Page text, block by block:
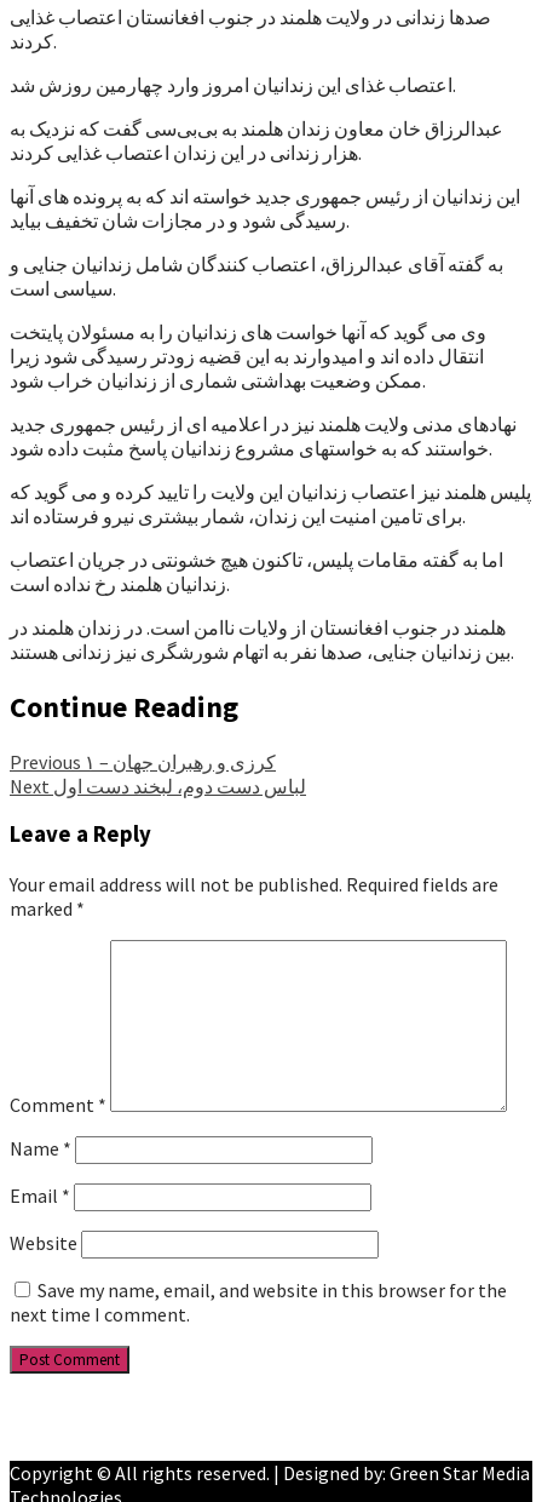
صدها زندانی در ولایت هلمند در جنوب افغانستان اعتصاب غذایی
کردند.
اعتصاب غذای این زندانیان امروز وارد چهارمین روزش شد.
عبدالرزاق خان معاون زندان هلمند به بی‌بی‌سی گفت که نزدیک به
هزار زندانی در این زندان اعتصاب غذایی کردند.
این زندانیان از رئیس جمهوری جدید خواسته اند که به پرونده های آنها
رسیدگی شود و در مجازات شان تخفیف بیاید.
به گفته آقای عبدالرزاق، اعتصاب کنندگان شامل زندانیان جنایی و
سیاسی است.
وی می گوید که آنها خواست های زندانیان را به مسئولان پایتخت
انتقال داده اند و امیدوارند به این قضیه زودتر رسیدگی شود زیرا
ممکن وضعیت بهداشتی شماری از زندانیان خراب شود.
نهادهای مدنی ولایت هلمند نیز در اعلامیه ای از رئیس جمهوری جدید
خواستند که به خواستهای مشروع زندانیان پاسخ مثبت داده شود.
پلیس هلمند نیز اعتصاب زندانیان این ولایت را تایید کرده و می گوید که
برای تامین امنیت این زندان، شمار بیشتری نیرو فرستاده اند.
اما به گفته مقامات پلیس، تاکنون هیچ خشونتی در جریان اعتصاب
زندانیان هلمند رخ نداده است.
هلمند در جنوب افغانستان از ولایات ناامن است. در زندان هلمند در
بین زندانیان جنایی، صدها نفر به اتهام شورشگری نیز زندانی هستند.
Continue Reading
Previous
کرزی و رهبران جهان – ۱
Next لباس دست دوم، لبخند دست اول
Leave a Reply
Your email address will not be published. Required fields are
marked *
Comment *
Name *
Email *
Website
Save my name, email, and website in this browser for the
next time I comment.
Copyright © All rights reserved. | Designed by: Green Star Media